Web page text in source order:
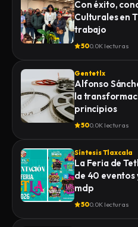
Con éxito,
Culturales en
trabajo
500.0K lecturas
Gentetlx
Alfonso
la
principios
500.0K lecturas
Síntesis Tlaxcala
La Feria de
de 40 eventos
mdp
500.0K lecturas